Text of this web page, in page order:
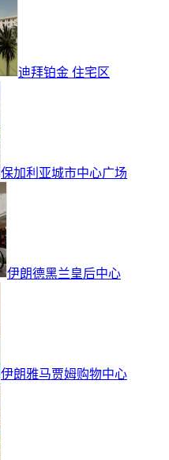
迪拜铂金 住宅区
保加利亚城市中心广场
伊朗德黑兰皇后中心
伊朗雅马贾姆购物中心